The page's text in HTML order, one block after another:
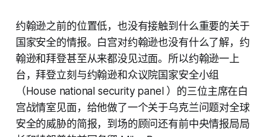
约翰逊之前的位置低，也没有接触到什么重要的关于
国家安全的情报。白宫对约翰逊也没有什么了解，约
翰逊和拜登甚至从来都没见过面。所以约翰逊一上
台，拜登立刻与约翰逊和众议院国家安全小组
（House national security panel ）的三位主席在白
宫战情室见面，给他做了一个关于乌克兰问题对全球
安全的威胁的简报，到场的顾问还有前中央情报局局